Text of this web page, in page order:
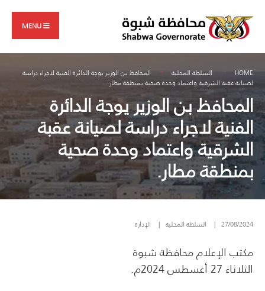
content
MENU
HOME السلطة المحلية
المحافظ بن الوزير يوجة الدائرة الفنية لاجراء دراسة
لصيانة عقبة الشرقية واعتماد وحدة صحية بمنطقة مطار.
المحافظ بن الوزير يوجة الدائرة
الفنية لاجراء دراسة لصيانة عقبة
الشرقية واعتماد وحدة صحية
بمنطقة مطار.
27/08/2024
| السلطة المحلية | الإدارة
مكتب الإعلام محافظة شبوة
الثلاثاء 27 أغسطس 2024م.
for: